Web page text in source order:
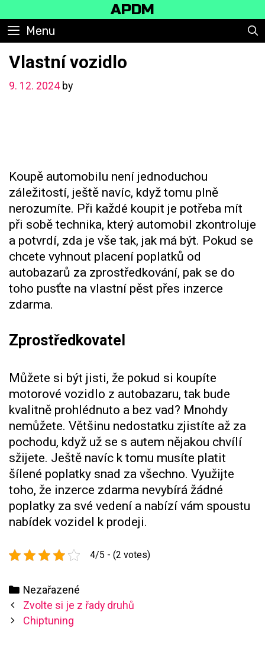
to
content
APDM
Menu
Vlastní vozidlo
9. 12. 2024 by
Koupě automobilu není jednoduchou
záležitostí, ještě navíc, když tomu plně
nerozumíte. Při každé koupit je potřeba mít
při sobě technika, který automobil zkontroluje
a potvrdí, zda je vše tak, jak má být. Pokud se
chcete vyhnout placení poplatků od
autobazarů za zprostředkování, pak se do
toho pusťte na vlastní pěst přes inzerce
zdarma.
Zprostředkovatel
Můžete si být jisti, že pokud si koupíte
motorové vozidlo z autobazaru, tak bude
kvalitně prohlédnuto a bez vad? Mnohdy
nemůžete. Většinu nedostatku zjistíte až za
pochodu, když už se s autem nějakou chvílí
sžijete. Ještě navíc k tomu musíte platit
šílené poplatky snad za všechno. Využijte
toho, že inzerce zdarma nevybírá žádné
poplatky za své vedení a nabízí vám spoustu
nabídek vozidel k prodeji.
4/5 - (2 votes)
Categories
Nezařazené
Post
navigation
Zvolte si je z řady druhů
Chiptuning